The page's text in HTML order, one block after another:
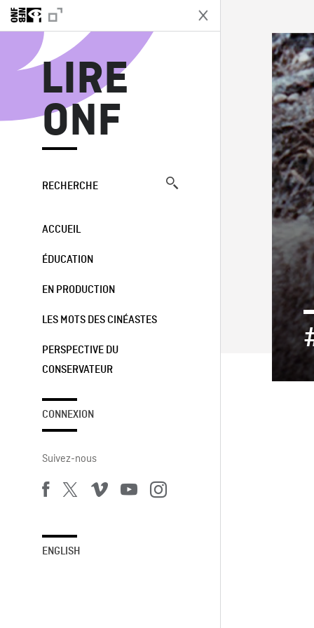
LIRE
ONF
RECHERCHE
ACCUEIL
ÉDUCATION
EN PRODUCTION
LES MOTS DES CINÉASTES
PERSPECTIVE DU
CONSERVATEUR
CONNEXION
Suivez-nous
ENGLISH